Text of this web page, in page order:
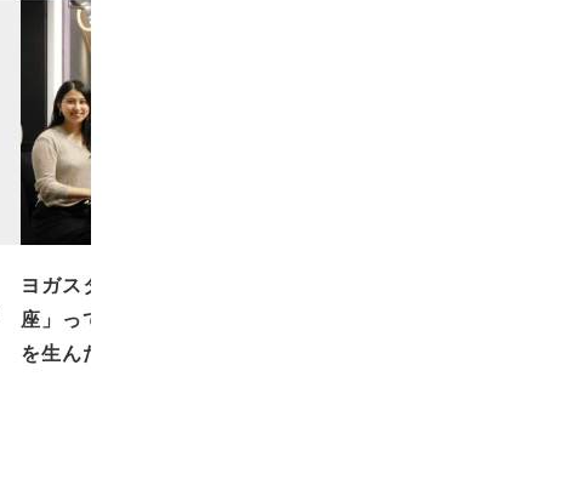
ヨガスタジオ「ロイブプラス銀
座」ってどんなとこ？／「トロ」
を生んだ吉野鮨